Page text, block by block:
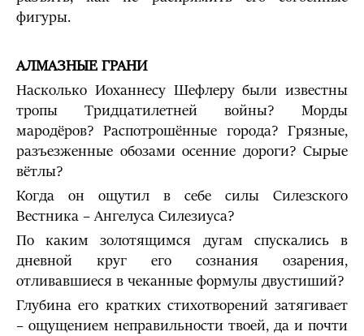
фигуры.
АЛМАЗНЫЕ ГРАНИ
Насколько Иоханнесу Шефлеру были известны
тропы Тридцатилетней войны? Морды
мародёров? Распотрошённые города? Грязные,
разъезженные обозами осенние дороги? Сырые
вётлы?
Когда он ощутил в себе силы Силезского
Вестника – Ангелуса Силезиуса?
По каким золотящимся дугам спускались в
дневной круг его сознания озарения,
отливавшиеся в чеканные формулы двустиший?
Глубина его кратких стихотворений затягивает
– ощущением неправильности твоей, да и почти